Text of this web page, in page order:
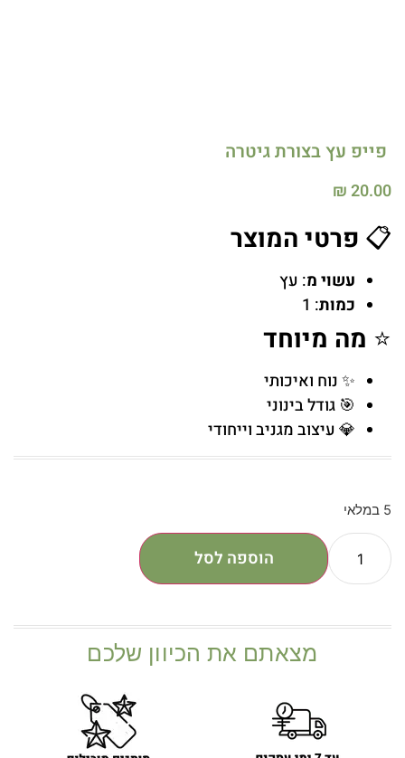
פייפ עץ בצורת גיטרה
₪20.00
📋 פרטי המוצר
עשוי מ: עץ
כמות: 1
⭐ מה מיוחד
✨ נוח ואיכותי
🎯 גודל בינוני
💎 עיצוב מגניב וייחודי
5 במלאי
הוספה לסל
מצאתם את הכיוון שלכם